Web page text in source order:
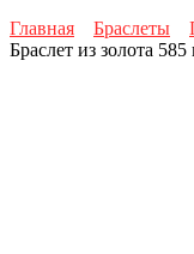
Главная
Браслеты
Браслет из золота